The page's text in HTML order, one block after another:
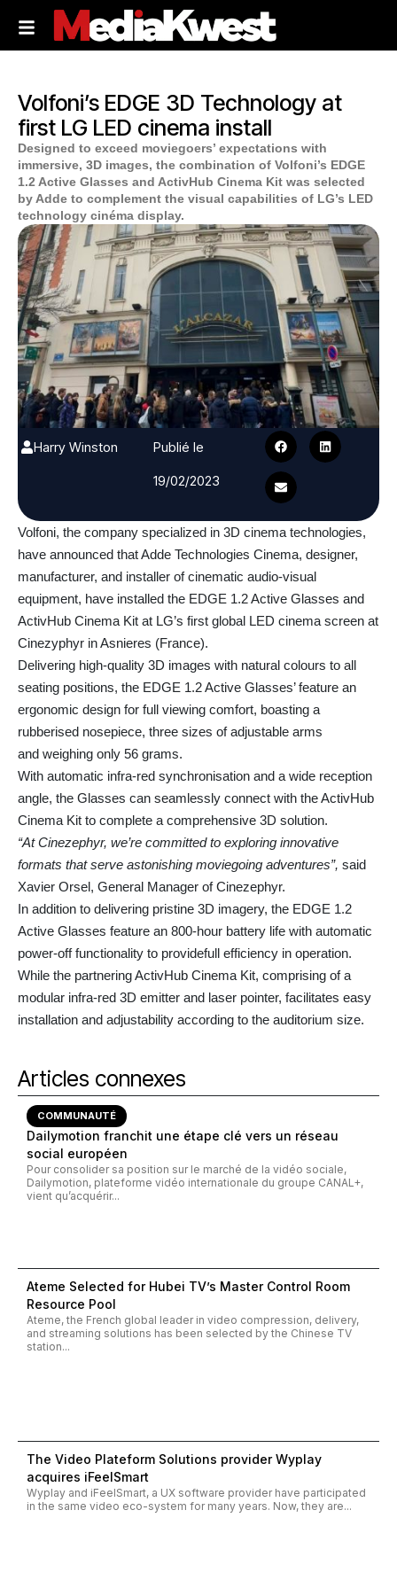
Volfoni’s EDGE 3D Technology at
first LG LED cinema install
Designed to exceed moviegoers’ expectations with
immersive, 3D images, the combination of Volfoni’s EDGE
1.2 Active Glasses and ActivHub Cinema Kit was selected
by Adde to complement the visual capabilities of LG’s LED
technology cinéma display.
Harry Winston
Publié le
19/02/2023
Volfoni, the company specialized in 3D cinema technologies,
have announced that Adde Technologies Cinema, designer,
manufacturer, and installer of cinematic audio-visual
equipment, have installed the EDGE 1.2 Active Glasses and
ActivHub Cinema Kit at LG’s first global LED cinema screen at
Cinezyphyr in Asnieres (France).
Delivering high-quality 3D images with natural colours to all
seating positions, the EDGE 1.2 Active Glasses’ feature an
ergonomic design for full viewing comfort, boasting a
rubberised nosepiece, three sizes of adjustable arms
and weighing only 56 grams.
With automatic infra-red synchronisation and a wide reception
angle, the Glasses can seamlessly connect with the ActivHub
Cinema Kit to complete a comprehensive 3D solution.
“At Cinezephyr, we’re committed to exploring innovative
formats that serve astonishing moviegoing adventures”, said
Xavier Orsel, General Manager of Cinezephyr.
In addition to delivering pristine 3D imagery, the EDGE 1.2
Active Glasses feature an 800-hour battery life with automatic
power-off functionality to providefull efficiency in operation.
While the partnering ActivHub Cinema Kit, comprising of a
modular infra-red 3D emitter and laser pointer, facilitates easy
installation and adjustability according to the auditorium size.
Articles connexes
COMMUNAUTÉ
Dailymotion franchit une étape clé vers un réseau
social européen
Pour consolider sa position sur le marché de la vidéo sociale,
Dailymotion, plateforme vidéo internationale du groupe CANAL+,
vient qu’acquérir...
Ateme Selected for Hubei TV’s Master Control Room
Resource Pool
Ateme, the French global leader in video compression, delivery,
and streaming solutions has been selected by the Chinese TV
station...
The Video Plateform Solutions provider Wyplay
acquires iFeelSmart
Wyplay and iFeelSmart, a UX software provider have participated
in the same video eco-system for many years. Now, they are...